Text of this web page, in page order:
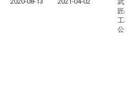
武汉
匠心
工程
公司